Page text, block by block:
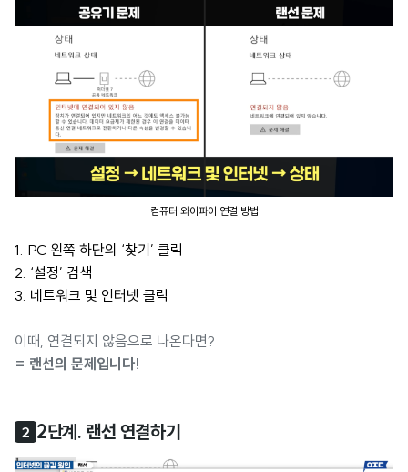
컴퓨터 와이파이 연결 방법
1. PC 왼쪽 하단의 ‘찾기’ 클릭
2. ‘설정’ 검색
3. 네트워크 및 인터넷 클릭
이때, 연결되지 않음으로 나온다면?
= 랜선의 문제입니다!
2 2단계. 랜선 연결하기